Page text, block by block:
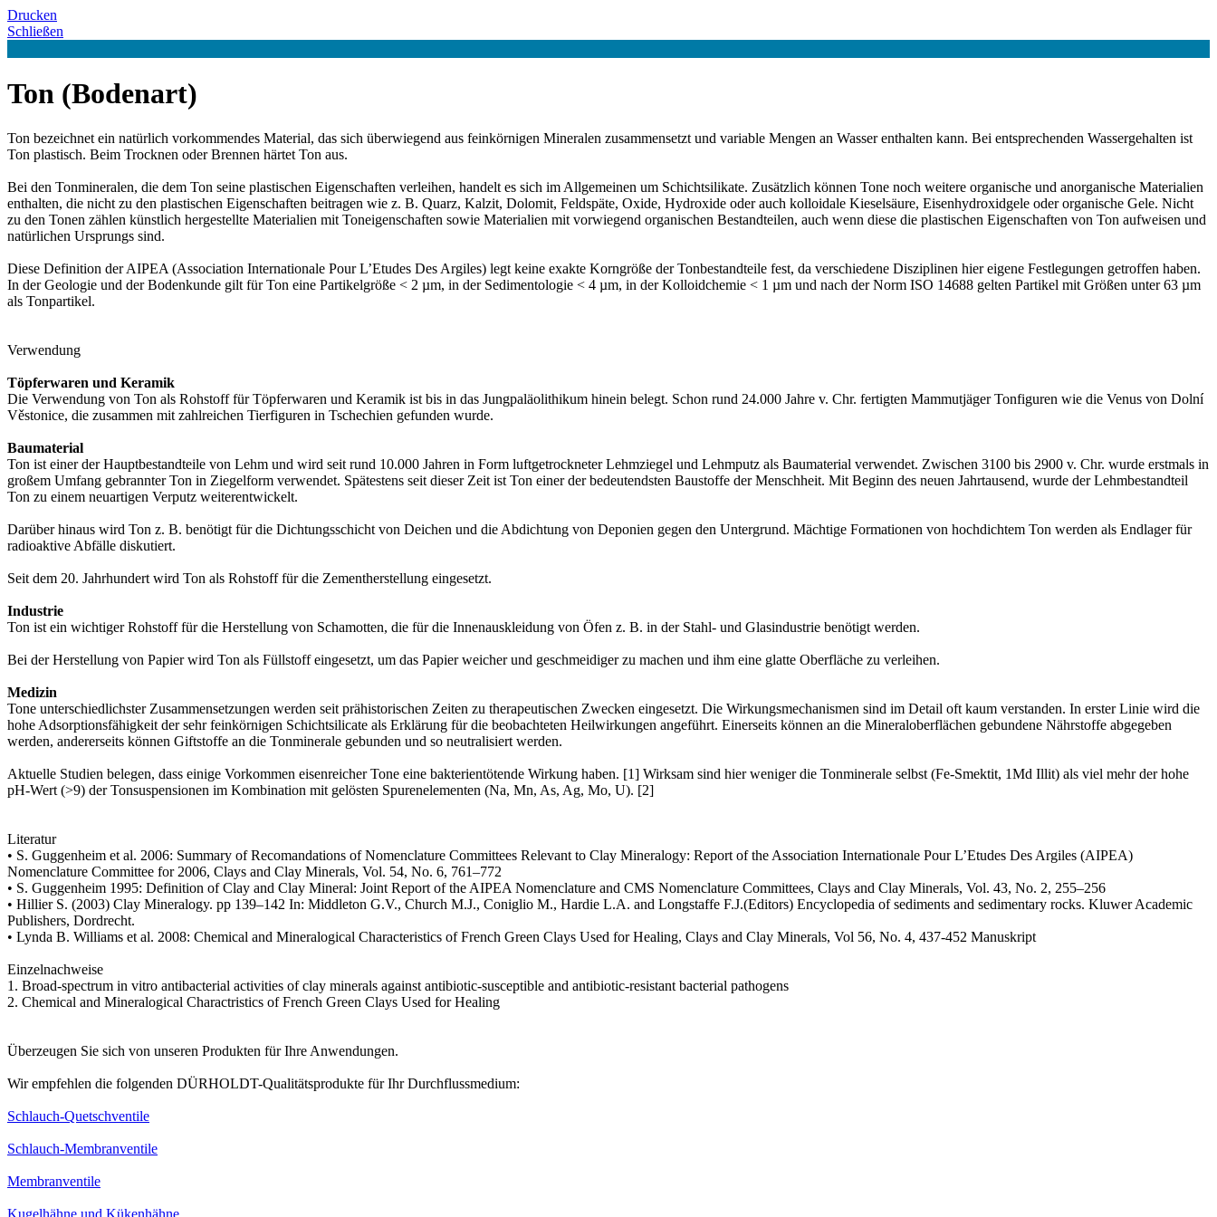
Drucken
Schließen
Ton (Bodenart)
Ton bezeichnet ein natürlich vorkommendes Material, das sich überwiegend aus feinkörnigen Mineralen zusammensetzt und variable Mengen an Wasser enthalten kann. Bei entsprechenden Wassergehalten ist
Ton plastisch. Beim Trocknen oder Brennen härtet Ton aus.
Bei den Tonmineralen, die dem Ton seine plastischen Eigenschaften verleihen, handelt es sich im Allgemeinen um Schichtsilikate. Zusätzlich können Tone noch weitere organische und anorganische Materialien
enthalten, die nicht zu den plastischen Eigenschaften beitragen wie z. B. Quarz, Kalzit, Dolomit, Feldspäte, Oxide, Hydroxide oder auch kolloidale Kieselsäure, Eisenhydroxidgele oder organische Gele. Nicht
zu den Tonen zählen künstlich hergestellte Materialien mit Toneigenschaften sowie Materialien mit vorwiegend organischen Bestandteilen, auch wenn diese die plastischen Eigenschaften von Ton aufweisen und
natürlichen Ursprungs sind.
Diese Definition der AIPEA (Association Internationale Pour L’Etudes Des Argiles) legt keine exakte Korngröße der Tonbestandteile fest, da verschiedene Disziplinen hier eigene Festlegungen getroffen haben.
In der Geologie und der Bodenkunde gilt für Ton eine Partikelgröße < 2 µm, in der Sedimentologie < 4 µm, in der Kolloidchemie < 1 µm und nach der Norm ISO 14688 gelten Partikel mit Größen unter 63 µm
als Tonpartikel.
Verwendung
Töpferwaren und Keramik
Die Verwendung von Ton als Rohstoff für Töpferwaren und Keramik ist bis in das Jungpaläolithikum hinein belegt. Schon rund 24.000 Jahre v. Chr. fertigten Mammutjäger Tonfiguren wie die Venus von Dolní
Věstonice, die zusammen mit zahlreichen Tierfiguren in Tschechien gefunden wurde.
Baumaterial
Ton ist einer der Hauptbestandteile von Lehm und wird seit rund 10.000 Jahren in Form luftgetrockneter Lehmziegel und Lehmputz als Baumaterial verwendet. Zwischen 3100 bis 2900 v. Chr. wurde erstmals in
großem Umfang gebrannter Ton in Ziegelform verwendet. Spätestens seit dieser Zeit ist Ton einer der bedeutendsten Baustoffe der Menschheit. Mit Beginn des neuen Jahrtausend, wurde der Lehmbestandteil
Ton zu einem neuartigen Verputz weiterentwickelt.
Darüber hinaus wird Ton z. B. benötigt für die Dichtungsschicht von Deichen und die Abdichtung von Deponien gegen den Untergrund. Mächtige Formationen von hochdichtem Ton werden als Endlager für
radioaktive Abfälle diskutiert.
Seit dem 20. Jahrhundert wird Ton als Rohstoff für die Zementherstellung eingesetzt.
Industrie
Ton ist ein wichtiger Rohstoff für die Herstellung von Schamotten, die für die Innenauskleidung von Öfen z. B. in der Stahl- und Glasindustrie benötigt werden.
Bei der Herstellung von Papier wird Ton als Füllstoff eingesetzt, um das Papier weicher und geschmeidiger zu machen und ihm eine glatte Oberfläche zu verleihen.
Medizin
Tone unterschiedlichster Zusammensetzungen werden seit prähistorischen Zeiten zu therapeutischen Zwecken eingesetzt. Die Wirkungsmechanismen sind im Detail oft kaum verstanden. In erster Linie wird die
hohe Adsorptionsfähigkeit der sehr feinkörnigen Schichtsilicate als Erklärung für die beobachteten Heilwirkungen angeführt. Einerseits können an die Mineraloberflächen gebundene Nährstoffe abgegeben
werden, andererseits können Giftstoffe an die Tonminerale gebunden und so neutralisiert werden.
Aktuelle Studien belegen, dass einige Vorkommen eisenreicher Tone eine bakterientötende Wirkung haben. [1] Wirksam sind hier weniger die Tonminerale selbst (Fe-Smektit, 1Md Illit) als viel mehr der hohe
pH-Wert (>9) der Tonsuspensionen im Kombination mit gelösten Spurenelementen (Na, Mn, As, Ag, Mo, U). [2]
Literatur
• S. Guggenheim et al. 2006: Summary of Recomandations of Nomenclature Committees Relevant to Clay Mineralogy: Report of the Association Internationale Pour L’Etudes Des Argiles (AIPEA)
Nomenclature Committee for 2006, Clays and Clay Minerals, Vol. 54, No. 6, 761–772
• S. Guggenheim 1995: Definition of Clay and Clay Mineral: Joint Report of the AIPEA Nomenclature and CMS Nomenclature Committees, Clays and Clay Minerals, Vol. 43, No. 2, 255–256
• Hillier S. (2003) Clay Mineralogy. pp 139–142 In: Middleton G.V., Church M.J., Coniglio M., Hardie L.A. and Longstaffe F.J.(Editors) Encyclopedia of sediments and sedimentary rocks. Kluwer Academic
Publishers, Dordrecht.
• Lynda B. Williams et al. 2008: Chemical and Mineralogical Characteristics of French Green Clays Used for Healing, Clays and Clay Minerals, Vol 56, No. 4, 437-452 Manuskript
Einzelnachweise
1. Broad-spectrum in vitro antibacterial activities of clay minerals against antibiotic-susceptible and antibiotic-resistant bacterial pathogens
2. Chemical and Mineralogical Charactristics of French Green Clays Used for Healing
Überzeugen Sie sich von unseren Produkten für Ihre Anwendungen.
Wir empfehlen die folgenden DÜRHOLDT-Qualitätsprodukte für Ihr Durchflussmedium:
Schlauch-Quetschventile
Schlauch-Membranventile
Membranventile
Kugelhähne und Kükenhähne